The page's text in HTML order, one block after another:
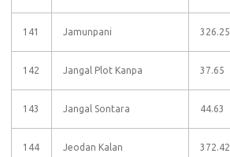
141 Jamunpani 326.25
142 Jangal Plot Kanpa 37.65
143 Jangal Sontara 44.63
144 Jeodan Kalan 372.42